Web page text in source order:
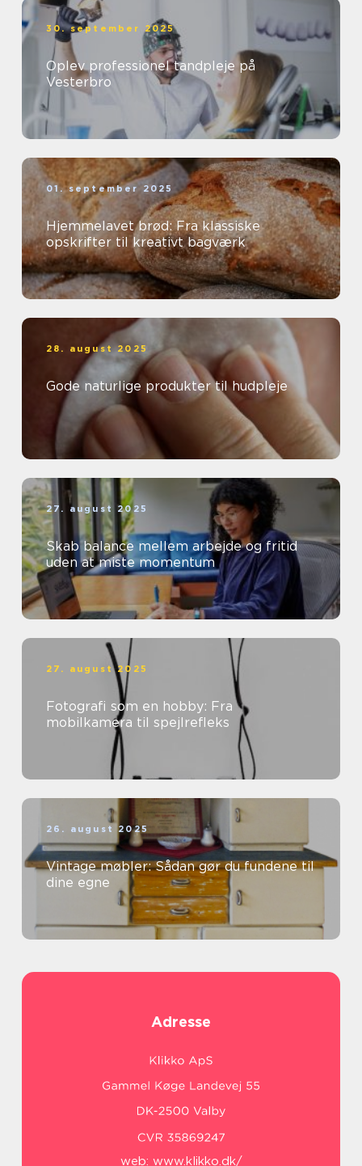
30. september 2025
Oplev professionel tandpleje på
Vesterbro
01. september 2025
Hjemmelavet brød: Fra klassiske
opskrifter til kreativt bagværk
28. august 2025
Gode naturlige produkter til hudpleje
27. august 2025
Skab balance mellem arbejde og fritid
uden at miste momentum
27. august 2025
Fotografi som en hobby: Fra
mobilkamera til spejlrefleks
26. august 2025
Vintage møbler: Sådan gør du fundene til
dine egne
Adresse
web: www.klikko.dk/